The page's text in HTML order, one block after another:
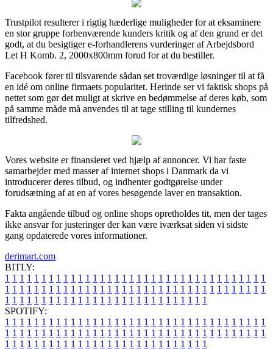
Trustpilot resulterer i rigtig hæderlige muligheder for at eksaminere
en stor gruppe forhenværende kunders kritik og af den grund er det
godt, at du besigtiger e-forhandlerens vurderinger af Arbejdsbord
Let H Komb. 2, 2000x800mm forud for at du bestiller.
Facebook fører til tilsvarende sådan set troværdige løsninger til at få
en idé om online firmaets popularitet. Herinde ser vi faktisk shops på
nettet som gør det muligt at skrive en bedømmelse af deres køb, som
på samme måde må anvendes til at tage stilling til kundernes
tilfredshed.
Vores website er finansieret ved hjælp af annoncer. Vi har faste
samarbejder med masser af internet shops i Danmark da vi
introducerer deres tilbud, og indhenter godtgørelse under
forudsætning af at en af vores besøgende laver en transaktion.
Fakta angående tilbud og online shops opretholdes tit, men der tages
ikke ansvar for justeringer der kan være iværksat siden vi sidste
gang opdaterede vores informationer.
derimart.com
BITLY:
1 1 1 1 1 1 1 1 1 1 1 1 1 1 1 1 1 1 1 1 1 1 1 1 1 1 1 1 1 1 1 1 1 1 1 1
1 1 1 1 1 1 1 1 1 1 1 1 1 1 1 1 1 1 1 1 1 1 1 1 1 1 1 1 1 1 1 1 1 1 1 1
1 1 1 1 1 1 1 1 1 1 1 1 1 1 1 1 1 1 1 1 1 1 1 1 1 1 1 1
SPOTIFY:
1 1 1 1 1 1 1 1 1 1 1 1 1 1 1 1 1 1 1 1 1 1 1 1 1 1 1 1 1 1 1 1 1 1 1 1
1 1 1 1 1 1 1 1 1 1 1 1 1 1 1 1 1 1 1 1 1 1 1 1 1 1 1 1 1 1 1 1 1 1 1 1
1 1 1 1 1 1 1 1 1 1 1 1 1 1 1 1 1 1 1 1 1 1 1 1 1 1 1 1